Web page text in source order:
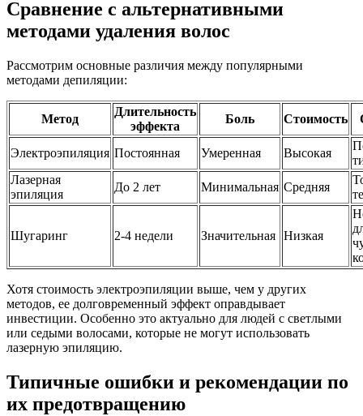
Сравнение с альтернативными
методами удаления волос
Рассмотрим основные различия между популярными
методами депиляции:
Метод
Длительность
эффекта
Боль Стоимость
Электроэпиляция Постоянная Умеренная Высокая
Лазерная
эпиляция
До 2 лет Минимальная Средняя
Шугаринг 2-4 недели Значительная Низкая
Хотя стоимость электроэпиляции выше, чем у других
методов, ее долговременный эффект оправдывает
инвестиции. Особенно это актуально для людей с светлыми
или седыми волосами, которые не могут использовать
лазерную эпиляцию.
Типичные ошибки и рекомендации по
их предотвращению